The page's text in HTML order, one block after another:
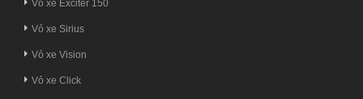
Vỏ xe Exciter 150
Vỏ xe Sirius
Vỏ xe Vision
Vỏ xe Click